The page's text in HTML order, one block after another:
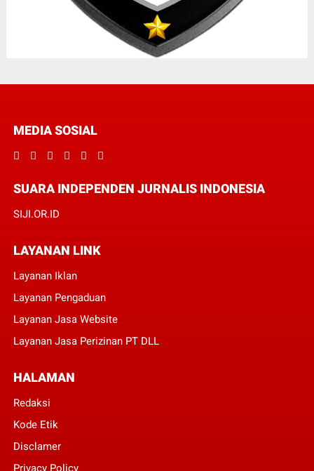
MEDIA SOSIAL
SUARA INDEPENDEN JURNALIS INDONESIA
SIJI.OR.ID
LAYANAN LINK
Layanan Iklan
Layanan Pengaduan
Layanan Jasa Website
Layanan Jasa Perizinan PT DLL
HALAMAN
Redaksi
Kode Etik
Disclamer